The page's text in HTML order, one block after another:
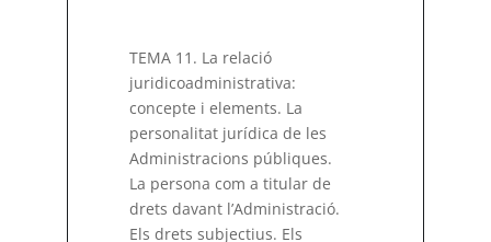
TEMA 11. La relació
juridicoadministrativa:
concepte i elements. La
personalitat jurídica de les
Administracions públiques.
La persona com a titular de
drets davant l’Administració.
Els drets subjectius. Els